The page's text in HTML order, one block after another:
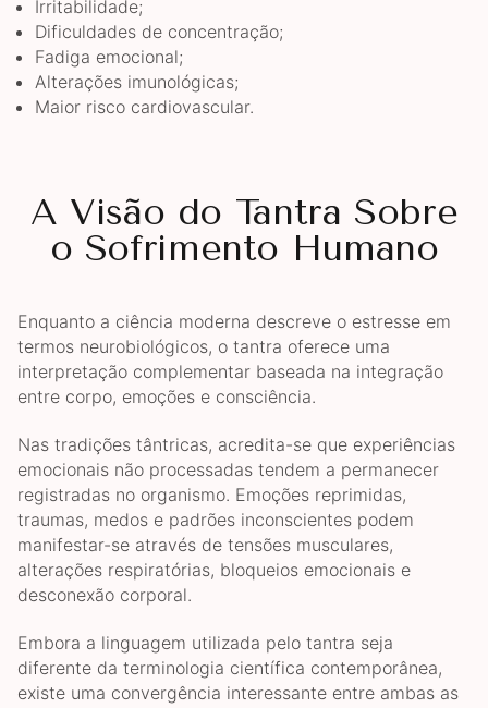
Irritabilidade;
Dificuldades de concentração;
Fadiga emocional;
Alterações imunológicas;
Maior risco cardiovascular.
A Visão do Tantra Sobre
o Sofrimento Humano
Enquanto a ciência moderna descreve o estresse em
termos neurobiológicos, o tantra oferece uma
interpretação complementar baseada na integração
entre corpo, emoções e consciência.
Nas tradições tântricas, acredita-se que experiências
emocionais não processadas tendem a permanecer
registradas no organismo. Emoções reprimidas,
traumas, medos e padrões inconscientes podem
manifestar-se através de tensões musculares,
alterações respiratórias, bloqueios emocionais e
desconexão corporal.
Embora a linguagem utilizada pelo tantra seja
diferente da terminologia científica contemporânea,
existe uma convergência interessante entre ambas as